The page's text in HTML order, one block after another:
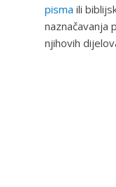
pisma ili
naznačavanja
njihovih